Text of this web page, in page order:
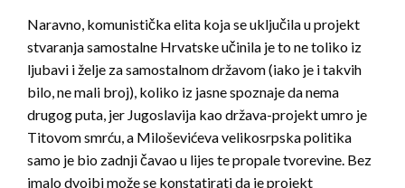
Naravno, komunistička elita koja se uključila u projekt
stvaranja samostalne Hrvatske učinila je to ne toliko iz
ljubavi i želje za samostalnom državom (iako je i takvih
bilo, ne mali broj), koliko iz jasne spoznaje da nema
drugog puta, jer Jugoslavija kao država-projekt umro je
Titovom smrću, a Miloševićeva velikosrpska politika
samo je bio zadnji čavao u lijes te propale tvorevine. Bez
imalo dvojbi može se konstatirati da je projekt